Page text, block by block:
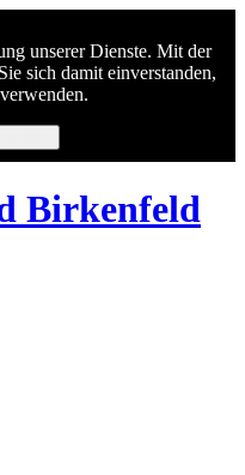
unserer Dienste. Mit der
sich damit einverstanden,
Birkenfeld